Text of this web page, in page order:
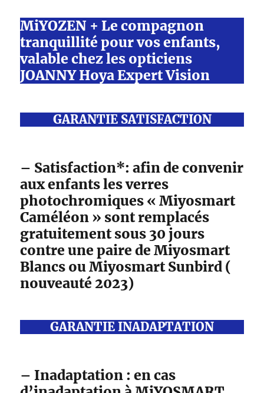
MiYOZEN + Le compagnon
tranquillité pour vos enfants,
valable chez les opticiens
JOANNY Hoya Expert Vision
GARANTIE SATISFACTION
– Satisfaction*: afin de convenir
aux enfants les verres
photochromiques « Miyosmart
Caméléon » sont remplacés
gratuitement sous 30 jours
contre une paire de Miyosmart
Blancs ou Miyosmart Sunbird (
nouveauté 2023)
GARANTIE INADAPTATION
– Inadaptation : en cas